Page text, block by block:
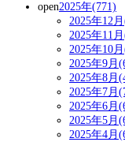
open2025年(771)
2025年12
2025年11
2025年10
2025年9月
2025年8月
2025年7月
2025年6月
2025年5月
2025年4月